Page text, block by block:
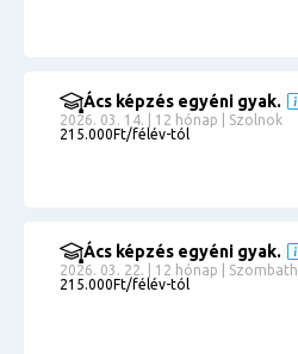
Ács képzés egyéni gyak.
2026. 03. 14. | 12 hónap | Szolnok
215.000Ft/félév-tól
Ács képzés egyéni gyak.
2026. 03. 22. | 12 hónap |
215.000Ft/félév-tól